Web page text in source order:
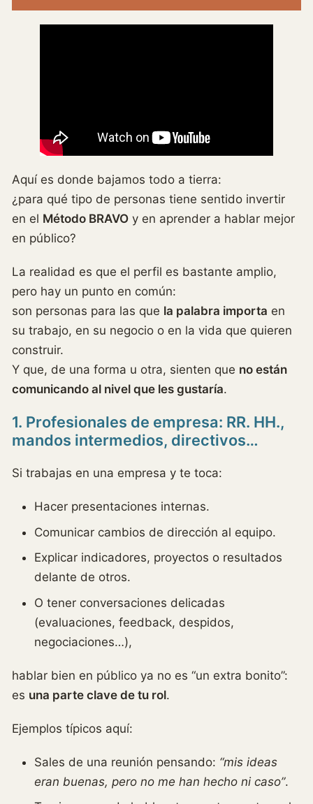
Aquí es donde bajamos todo a tierra:
¿para qué tipo de personas tiene sentido invertir
en el Método BRAVO y en aprender a hablar mejor
en público?
La realidad es que el perfil es bastante amplio,
pero hay un punto en común:
son personas para las que la palabra importa en
su trabajo, en su negocio o en la vida que quieren
construir.
Y que, de una forma u otra, sienten que no están
comunicando al nivel que les gustaría.
1. Profesionales de empresa: RR. HH.,
mandos intermedios, directivos…
Si trabajas en una empresa y te toca:
Hacer presentaciones internas.
Comunicar cambios de dirección al equipo.
Explicar indicadores, proyectos o resultados
delante de otros.
O tener conversaciones delicadas
(evaluaciones, feedback, despidos,
negociaciones…),
hablar bien en público ya no es “un extra bonito”:
es una parte clave de tu rol.
Ejemplos típicos aquí:
Sales de una reunión pensando: “mis ideas
eran buenas, pero no me han hecho ni caso”.